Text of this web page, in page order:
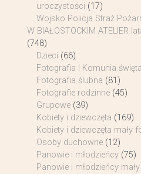
uroczystości (17)
Wojsko Policja Straż
W BIAŁOSTOCKIM ATELIER
(748)
Dzieci (66)
Fotografia I Komunia święta
Fotografia ślubna (81)
Fotografie rodzinne (45)
Grupowe (39)
Kobiety i dziewczęta (169)
Kobiety i dziewczęta mały
Osoby duchowne (12)
Panowie i młodzieńcy (75)
Panowie i młodzieńcy